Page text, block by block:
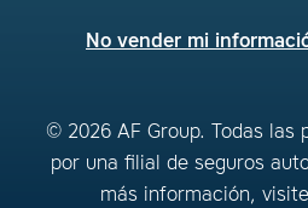
No vender mi
© 2026 AF Group. Todas las
por una filial de seguros
más información, visite